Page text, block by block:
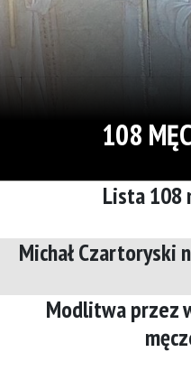
108
Lista 108
Michał Czartoryski
Modlitwa przez